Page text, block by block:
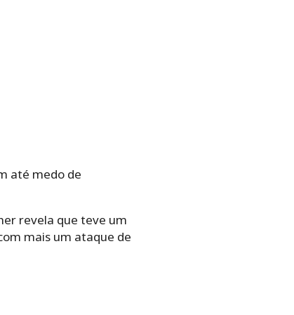
até medo de
revela que teve um
mais um ataque de